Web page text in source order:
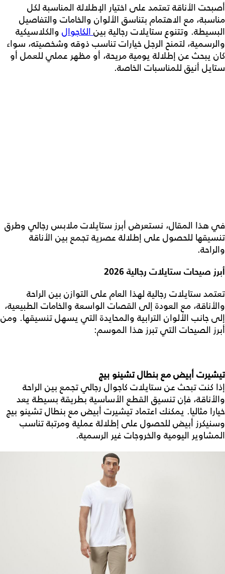
أصبحت الأناقة تعتمد على اختيار الإطلالة المناسبة لكل
مناسبة، مع الاهتمام بتناسق الألوان والخامات والتفاصيل
البسيطة. وتتنوع ستايلات رجالية بينالكاجوال والكلاسيكية
والرسمية، لتمنح الرجل خيارات تناسب ذوقه وشخصيته، سواء
كان يبحث عن إطلالة يومية مريحة، أو مظهر عملي للعمل أو
ستايل أنيق للمناسبات الخاصة.
في هذا المقال، نستعرض أبرز ستايلات ملابس رجالي وطرق
تنسيقها للحصول على إطلالة عصرية تجمع بين الأناقة
والراحة.
أبرز صيحات ستايلات رجالية 2026
تعتمد ستايلات رجالية لهذا العام على التوازن بين الراحة
والأناقة، مع العودة إلى القصات الواسعة والخامات الطبيعية،
إلى جانب الألوان الترابية والمحايدة التي يسهل تنسيقها. ومن
أبرز الصيحات التي تبرز هذا الموسم:
تيشيرت أبيض مع بنطال تشينو بيج
إذا كنت تبحث عن ستايلات كاجوال رجاليتجمع بين الراحة
والأناقة، فإن تنسيق القطع الأساسية بطريقة بسيطة يعد
خيارا مثاليا. يمكنك اعتماد تيشيرت أبيض مع بنطال تشينو بيج
وسنيكرز أبيض للحصول على إطلالة عملية ومرتبة تناسب
المشاوير اليومية والخروجات غير الرسمية.